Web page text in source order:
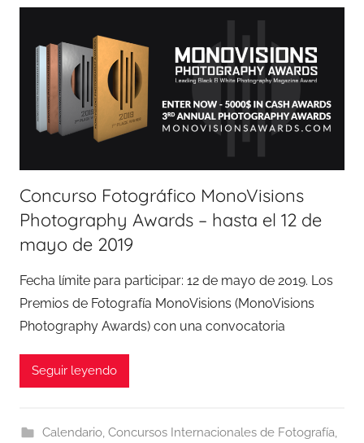
Concurso Fotográfico MonoVisions
Photography Awards – hasta el 12 de
mayo de 2019
Fecha límite para participar: 12 de mayo de 2019. Los
Premios de Fotografía MonoVisions (MonoVisions
Photography Awards) con una convocatoria
Seguir leyendo
Calendario, Concursos Internacionales de Fotografía